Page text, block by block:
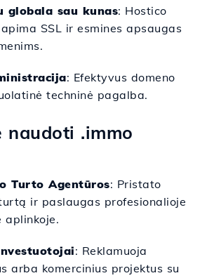
globala sau kunas: Hostico
SSL ir esmines apsaugas
: Efektyvus domeno
techninė pagalba.
naudoti .immo
Turto Agentūros: Pristato
ir paslaugas profesionalioje
aplinkoje.
: Reklamuoja
arba komercinius projektus su